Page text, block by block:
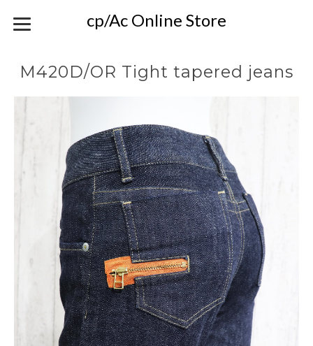
cp/Ac Online Store
M420D/OR Tight tapered jeans